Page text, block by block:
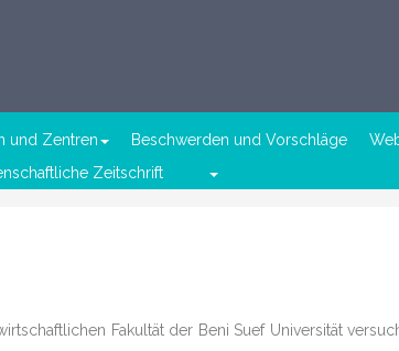
und Zentren Beschwerden und Vorschläge
Zeitschrift
Fakultät der Beni Suef Universität